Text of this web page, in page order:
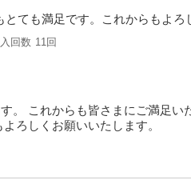
ても満足です。これからもよろ
回数 11回
。 これからも皆さまにご満足い
ろしくお願いいたします。